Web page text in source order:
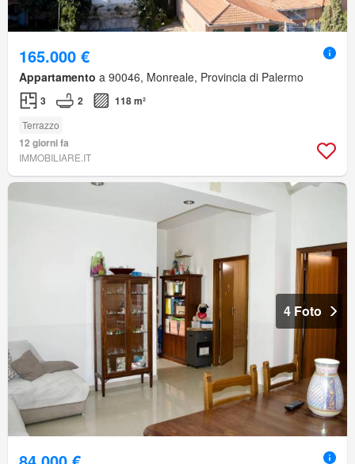
165.000 €
Appartamento a 90046, Monreale, Provincia di Palermo
3 2 118 m²
Terrazzo
12 giorni fa
IMMOBILIARE.IT
4 Foto